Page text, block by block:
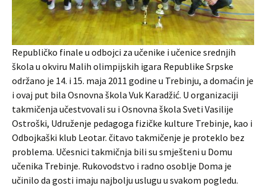
Republičko finale u odbojci za učenike i učenice srednjih
škola u okviru Malih olimpijskih igara Republike Srpske
održano je 14. i 15. maja 2011 godine u Trebinju, a domaćin je
i ovaj put bila Osnovna škola Vuk Karadžić. U organizaciji
takmičenja učestvovali su i Osnovna škola Sveti Vasilije
Ostroški, Udruženje pedagoga fizičke kulture Trebinje, kao i
Odbojkaški klub Leotar. čitavo takmičenje je proteklo bez
problema. Učesnici takmičnja bili su smješteni u Domu
učenika Trebinje. Rukovodstvo i radno osoblje Doma je
učinilo da gosti imaju najbolju uslugu u svakom pogledu.